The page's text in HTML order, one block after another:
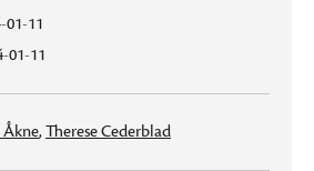
01-11
01-11
, Therese Cederblad